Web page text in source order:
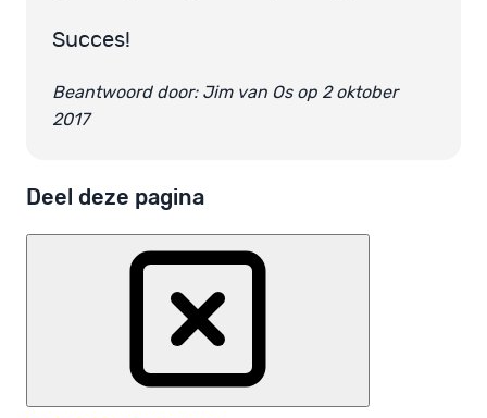
Succes!
Beantwoord door: Jim van Os op 2 oktober
2017
Deel deze pagina